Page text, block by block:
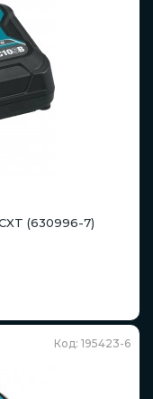
(630996-7)
Код: 195423-6